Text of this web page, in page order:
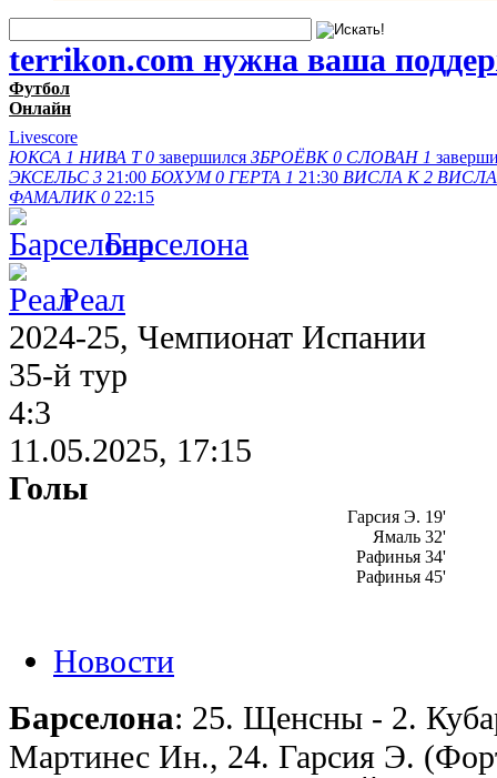
terrikon.com нужна ваша
Футбол
Онлайн
Livescore
ЮКСА 1 НИВА Т 0 завершился ЗБРОЁВК 0 СЛОВАН 1
ЭКСЕЛЬС 3 21:00 БОХУМ 0 ГЕРТА 1 21:30 ВИСЛА K 2
ФАМАЛИК 0 22:15
Барселона
Реал
2024-25, Чемпионат Испании
35-й тур
4:3
11.05.2025, 17:15
Голы
Гарсия Э. 19'
Ямаль 32'
Рафинья 34'
Рафинья 45'
Новости
Барселона: 25. Щенсны - 2.
Мартинес Ин., 24. Гарсия Э.